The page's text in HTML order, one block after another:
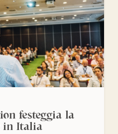
festeggia la
in Italia